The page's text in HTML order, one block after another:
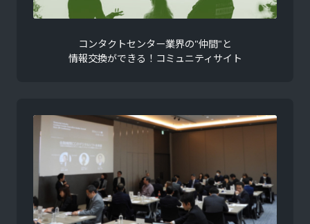
コンタクトセンター業界の"仲間"と
情報交換ができる！コミュニティサイト